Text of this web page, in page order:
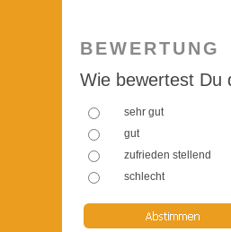
BEWERTUNG
Wie bewertest Du
sehr gut
gut
zufrieden stellend
schlecht